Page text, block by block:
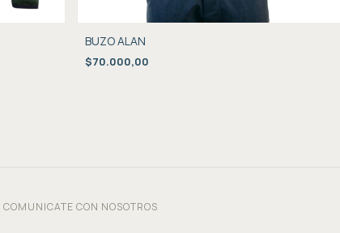
BUZO ALAN
$70.000,00
COMUNICATE CON NOSOTROS